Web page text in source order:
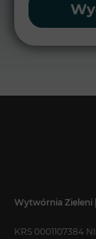
Wytwórnia
KRS 0001107384